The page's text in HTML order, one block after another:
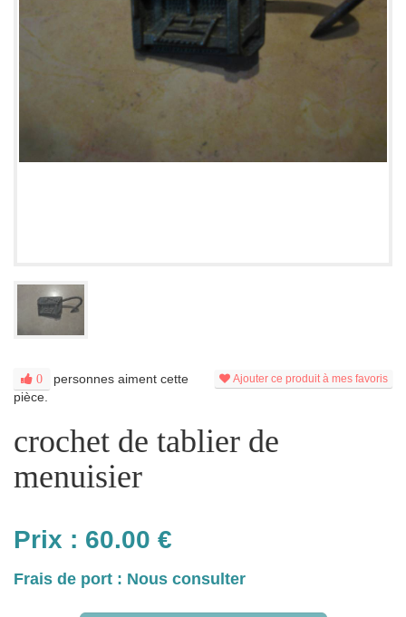
Ajouter ce produit à mes favoris
0
personnes aiment cette
pièce.
crochet de tablier de
menuisier
Prix : 60.00 €
Frais de port : Nous consulter